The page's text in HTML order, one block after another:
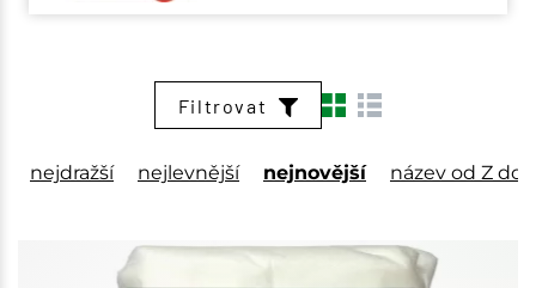
Filtrovat
nejdražší nejlevnější nejnovější název od Z do